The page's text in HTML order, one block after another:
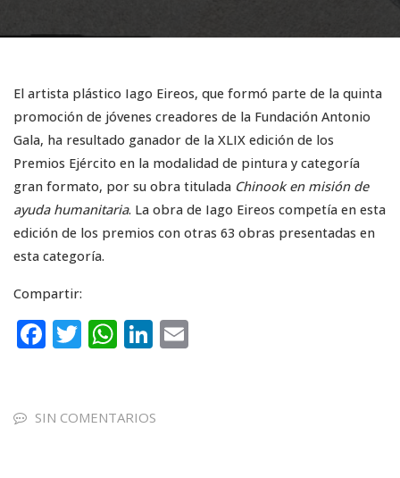
El artista plástico Iago Eireos, que formó parte de la quinta
promoción de jóvenes creadores de la Fundación Antonio
Gala, ha resultado ganador de la XLIX edición de los
Premios Ejército en la modalidad de pintura y categoría
gran formato, por su obra titulada Chinook en misión de
ayuda humanitaria. La obra de Iago Eireos competía en esta
edición de los premios con otras 63 obras presentadas en
esta categoría.
Compartir:
F
e
T
te
W
ts
Li
e
SIN COMENTARIOS